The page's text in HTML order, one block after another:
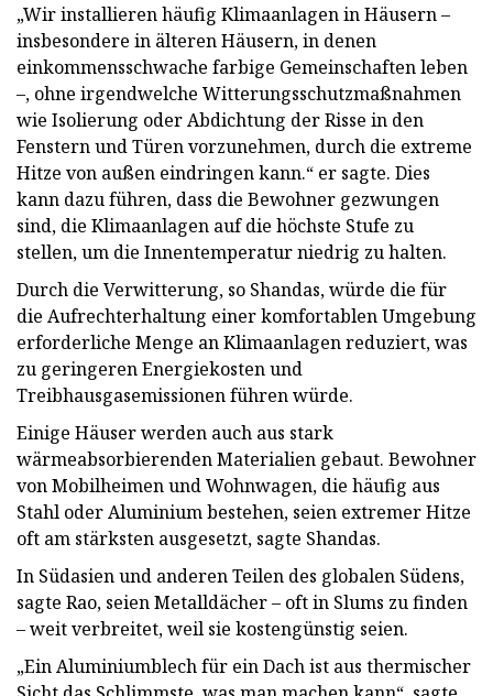
„Wir installieren häufig Klimaanlagen in Häusern –
insbesondere in älteren Häusern, in denen
einkommensschwache farbige Gemeinschaften leben
–, ohne irgendwelche Witterungsschutzmaßnahmen
wie Isolierung oder Abdichtung der Risse in den
Fenstern und Türen vorzunehmen, durch die extreme
Hitze von außen eindringen kann.“ er sagte. Dies
kann dazu führen, dass die Bewohner gezwungen
sind, die Klimaanlagen auf die höchste Stufe zu
stellen, um die Innentemperatur niedrig zu halten.
Durch die Verwitterung, so Shandas, würde die für
die Aufrechterhaltung einer komfortablen Umgebung
erforderliche Menge an Klimaanlagen reduziert, was
zu geringeren Energiekosten und
Treibhausgasemissionen führen würde.
Einige Häuser werden auch aus stark
wärmeabsorbierenden Materialien gebaut. Bewohner
von Mobilheimen und Wohnwagen, die häufig aus
Stahl oder Aluminium bestehen, seien extremer Hitze
oft am stärksten ausgesetzt, sagte Shandas.
In Südasien und anderen Teilen des globalen Südens,
sagte Rao, seien Metalldächer – oft in Slums zu finden
– weit verbreitet, weil sie kostengünstig seien.
„Ein Aluminiumblech für ein Dach ist aus thermischer